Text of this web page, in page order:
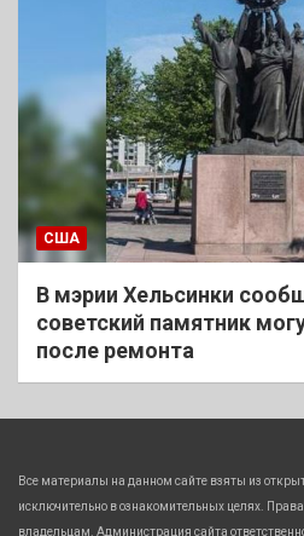
США
В мэрии Хельсинки
советский памятник
после ремонта
Все материалы на данном сайте взяты из
исключительно в ознакомительных целях.
владельцам. Администрация сайта